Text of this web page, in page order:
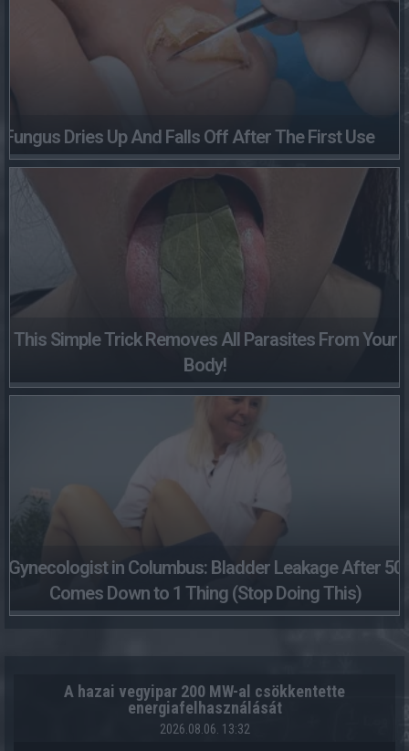
Fungus Dries Up And Falls Off After The First Use
This Simple Trick Removes All Parasites From Your
Body!
Gynecologist in Columbus: Bladder Leakage After 50
Comes Down to 1 Thing (Stop Doing This)
A hazai vegyipar 200 MW-al csökkentette
energiafelhasználását
2026.08.06. 13:32